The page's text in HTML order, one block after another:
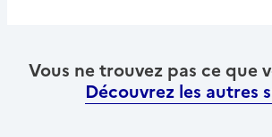
Vous ne trouvez pas ce que
Découvrez les autres